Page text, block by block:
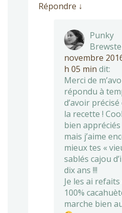
Répondre ↓
Punky
novembre
h 05 min dit:
Merci de
répondu à
d’avoir précisé
la recette !
bien
mais j’aime
mieux tes «
sablés cajou
dix ans !!!
Je les ai refaits
100%
marche bien